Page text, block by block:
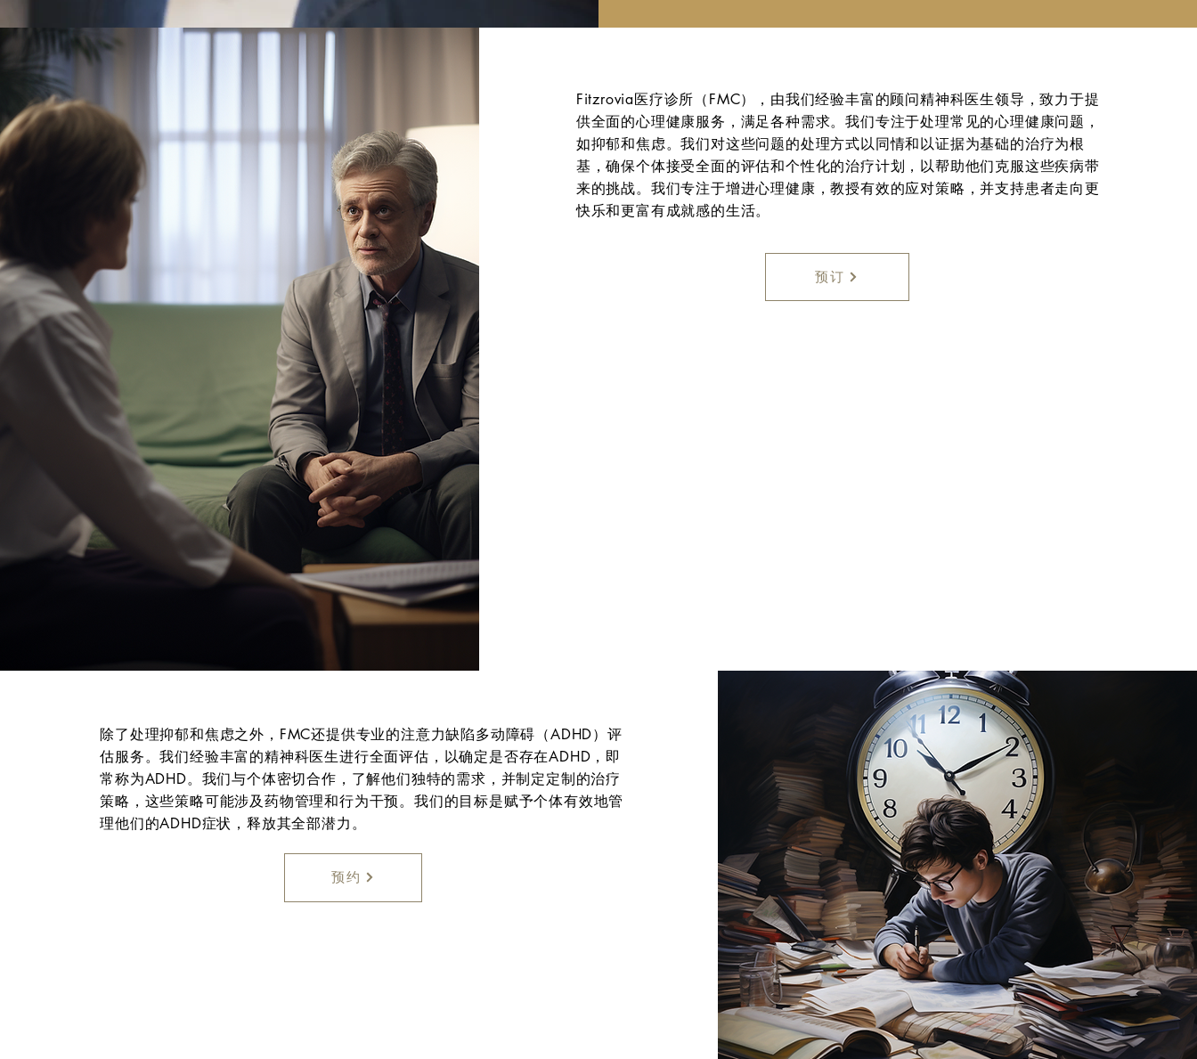
Fitzrovia医疗诊所（FMC），由我们经验丰富的顾问精神科医生领导，致力于提
供全面的心理健康服务，满足各种需求。我们专注于处理常见的心理健康问题，
如抑郁和焦虑。我们对这些问题的处理方式以同情和以证据为基础的治疗为根
基，确保个体接受全面的评估和个性化的治疗计划，以帮助他们克服这些疾病带
来的挑战。我们专注于增进心理健康，教授有效的应对策略，并支持患者走向更
快乐和更富有成就感的生活。
预订
除了处理抑郁和焦虑之外，FMC还提供专业的注意力缺陷多动障碍（ADHD）评
估服务。我们经验丰富的精神科医生进行全面评估，以确定是否存在ADHD，即
常称为ADHD。我们与个体密切合作，了解他们独特的需求，并制定定制的治疗
策略，这些策略可能涉及药物管理和行为干预。我们的目标是赋予个体有效地管
理他们的ADHD症状，释放其全部潜力。
预约